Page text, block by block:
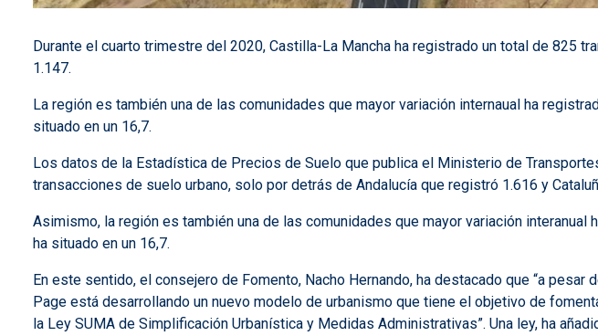
Durante el cuarto trimestre del 2020, Castilla-La Mancha ha registrado un total de 825
1.147.
La región es también una de las comunidades que mayor variación internaual ha
situado en un 16,7.
Los datos de la Estadística de Precios de Suelo que publica el Ministerio de
transacciones de suelo urbano, solo por detrás de Andalucía que registró 1.616 y
Asimismo, la región es también una de las comunidades que mayor variación
ha situado en un 16,7.
En este sentido, el consejero de Fomento, Nacho Hernando, ha destacado que “a
Page está desarrollando un nuevo modelo de urbanismo que tiene el objetivo de
la Ley SUMA de Simplificación Urbanística y Medidas Administrativas”. Una ley, ha